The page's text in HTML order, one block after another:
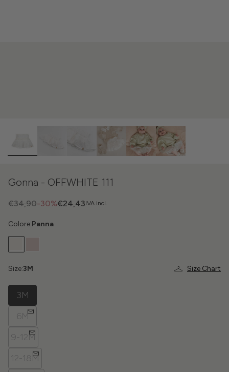
Gonna - OFFWHITE 111
IVA incl.
-30%
€34,90 €24,43
Colore:Panna
Size Chart
Size:3M
3M
6M
9-12M
12-18M